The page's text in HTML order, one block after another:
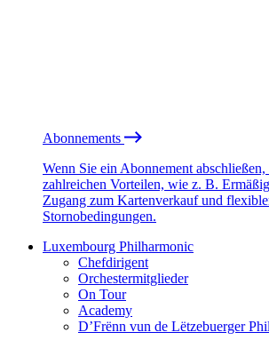
Abonnements
Wenn Sie ein Abonnement
zahlreichen Vorteilen, wie z. B.
Zugang zum Kartenverkauf und
Stornobedingungen.
Luxembourg Philharmonic
Chefdirigent
Orchestermitglieder
On Tour
Academy
D’Frënn vun de Lëtzebuerger